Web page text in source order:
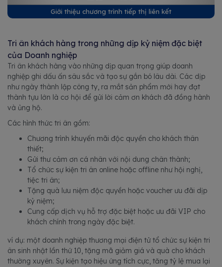
Giới thiệu chương trình tiếp thị liên kết
Tri ân khách hàng trong những dịp kỷ niệm đặc biệt
của Doanh nghiệp
Tri ân khách hàng vào những dịp quan trọng giúp doanh
nghiệp ghi dấu ấn sâu sắc và tạo sự gắn bó lâu dài. Các dịp
như ngày thành lập công ty, ra mắt sản phẩm mới hay đạt
thành tựu lớn là cơ hội để gửi lời cảm ơn khách đã đồng hành
và ủng hộ.
Các hình thức tri ân gồm:
Chương trình khuyến mãi độc quyền cho khách thân
thiết;
Gửi thư cảm ơn cá nhân với nội dung chân thành;
Tổ chức sự kiện tri ân online hoặc offline như hội nghị,
tiệc tri ân;
Tặng quà lưu niệm độc quyền hoặc voucher ưu đãi dịp
kỷ niệm;
Cung cấp dịch vụ hỗ trợ đặc biệt hoặc ưu đãi VIP cho
khách chính trong ngày đặc biệt.
ví dụ: một doanh nghiệp thương mại điện tử tổ chức sự kiện tri
ân sinh nhật lần thứ 10, tặng mã giảm giá và quà cho khách
thường xuyên. Sự kiện tạo hiệu ứng tích cực, tăng tỷ lệ mua lại